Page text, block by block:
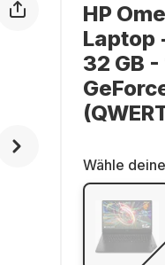
HP
Laptop
32 GB -
Wähle